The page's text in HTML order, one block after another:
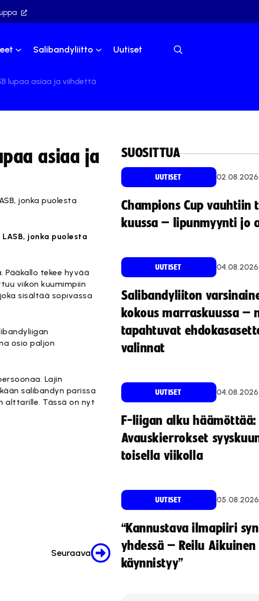
Salibandyliitto Uutiset
lupaa asiaa ja viihdettä
asiaa ja
jonka puolesta
jonka puolesta
Pääkallo tekee hyvää
viikon kuumimpiin
sisältää sopivassa
osio paljon
Lajin
salibandyn parissa
alttarille. Tässä on nyt
Seuraava
SUOSITTUA
UUTISET 02.08.2026
Champions Cup vauhtiin
kuussa – lipunmyynti jo
UUTISET 04.08.2026
Salibandyliiton
kokous marraskuussa –
tapahtuvat
valinnat
UUTISET 04.08.2026
F-liigan alku häämöttää:
Avauskierrokset
toisella viikolla
UUTISET 05.08.2026
“Kannustava ilmapiiri
yhdessä – Reilu
käynnistyy”